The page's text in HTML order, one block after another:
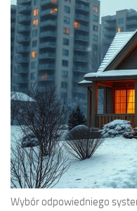
Wybór odpowiedniego